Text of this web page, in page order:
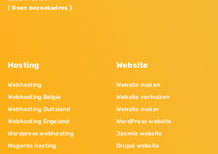
( Geen bezoekadres )
Hosting
Webhosting
Webhosting Belgie
Webhosting Duitsland
Webhosting Engeland
Wordpress webhosting
Magento hosting
Website
Website maken
Website verhuizen
Website maker
WordPress website
Joomla website
Drupal website